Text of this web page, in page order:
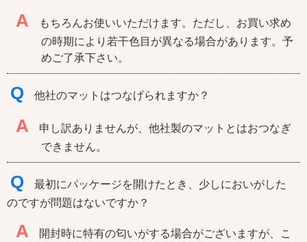
A
もちろんお使いいただけます。ただし、お買い求め
の時期により若干色目が異なる場合があります。予
めご了承下さい。
Q 他社のマットはつなげられますか？
A
申し訳ありませんが、他社製のマットとはおつなぎ
できません。
Q
最初にパッケージを開けたとき、少しにおいがした
のですが問題はないですか？
A
開封時に特有の匂いがする場合がございますが、こ